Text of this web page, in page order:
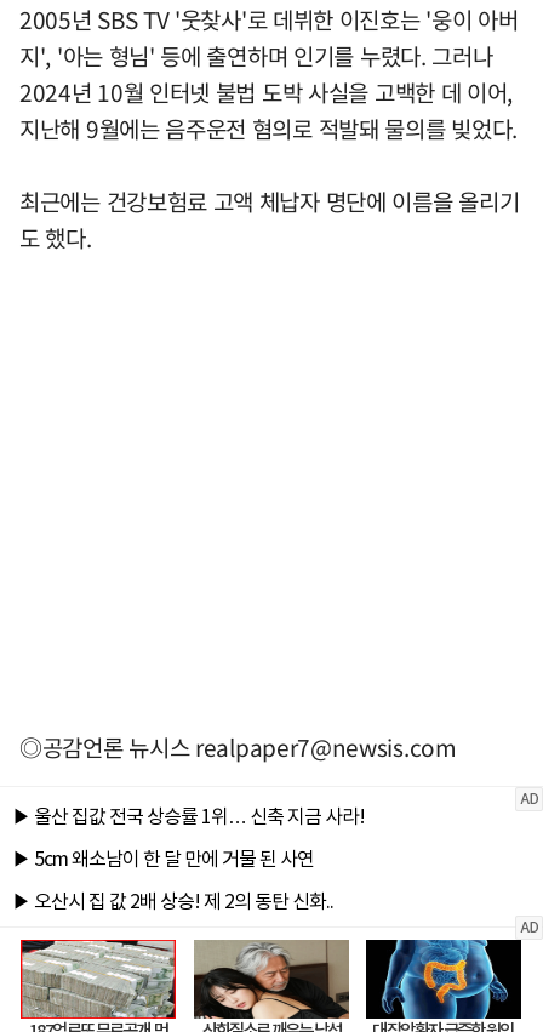
2005년 SBS TV '웃찾사'로 데뷔한 이진호는 '웅이 아버
지', '아는 형님' 등에 출연하며 인기를 누렸다. 그러나
2024년 10월 인터넷 불법 도박 사실을 고백한 데 이어,
지난해 9월에는 음주운전 혐의로 적발돼 물의를 빚었다.
최근에는 건강보험료 고액 체납자 명단에 이름을 올리기
도 했다.
◎공감언론 뉴시스realpaper7@newsis.com